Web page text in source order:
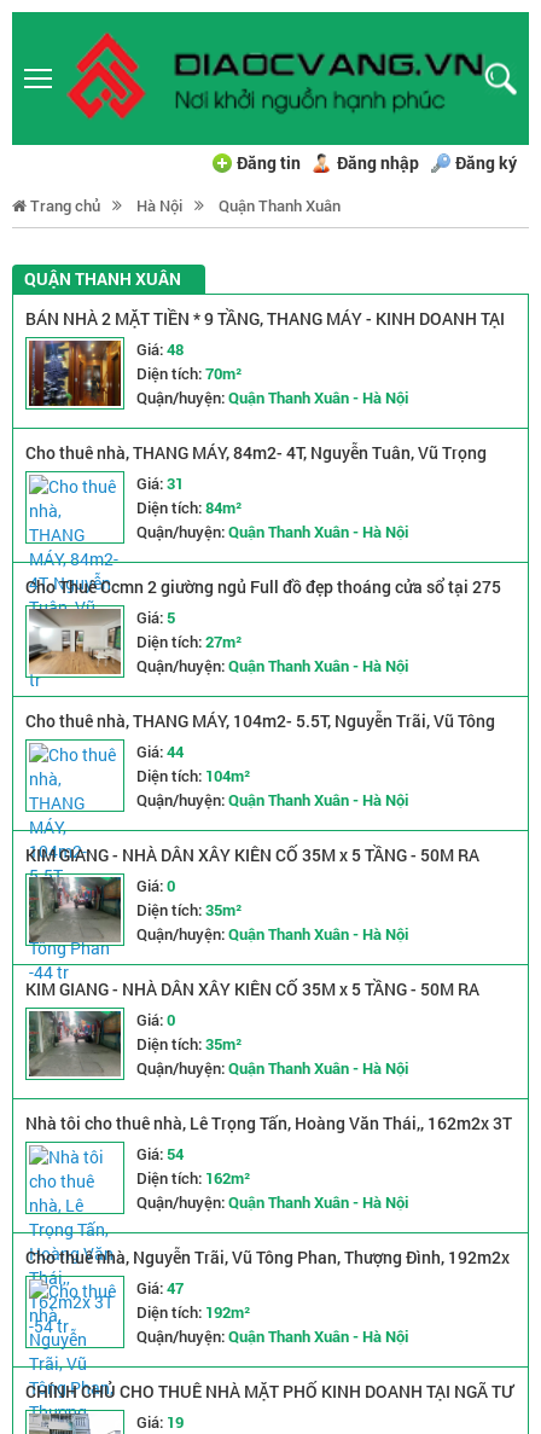
Đăng tin Đăng nhập Đăng ký
Trang chủ Hà Nội Quận Thanh Xuân
QUẬN THANH XUÂN
BÁN NHÀ 2 MẶT TIỀN * 9 TẦNG, THANG MÁY - KINH DOANH TẠI
GIÁP NHẤT - THANH XUÂN
Giá:48
Diện tích:70m²
Quận/huyện:Quận Thanh Xuân - Hà Nội
Cho thuê nhà, THANG MÁY, 84m2- 4T, Nguyễn Tuân, Vũ Trọng
Phụng -31 tr
Giá:31
Diện tích:84m²
Quận/huyện:Quận Thanh Xuân - Hà Nội
Cho Thuê Ccmn 2 giường ngủ Full đồ đẹp thoáng cửa sổ tại 275
Quan Nhân, Thanh Xuân
Giá:5
Diện tích:27m²
Quận/huyện:Quận Thanh Xuân - Hà Nội
Cho thuê nhà, THANG MÁY, 104m2- 5.5T, Nguyễn Trãi, Vũ Tông
Phan -44 tr
Giá:44
Diện tích: 104m²
Quận/huyện:Quận Thanh Xuân - Hà Nội
KIM GIANG - NHÀ DÂN XÂY KIÊN CỐ 35M x 5 TẦNG - 50M RA
ĐƯỜNG OTO TRÁNH - HÀNG XÓM KĐT ĐẠI KIM - SÁT VÁCH ĐH
THĂNG LONG - GIÁ NHỈNH 8 TỶ
Giá:0
Diện tích:35m²
Quận/huyện:Quận Thanh Xuân - Hà Nội
KIM GIANG - NHÀ DÂN XÂY KIÊN CỐ 35M x 5 TẦNG - 50M RA
ĐƯỜNG OTO TRÁNH - HÀNG XÓM KĐT ĐẠI KIM - SÁT VÁCH ĐH
THĂNG LONG - GIÁ NHỈNH 8 TỶ
Giá:0
Diện tích:35m²
Quận/huyện:Quận Thanh Xuân - Hà Nội
Nhà tôi cho thuê nhà, Lê Trọng Tấn, Hoàng Văn Thái,, 162m2x 3T
-54 tr
Giá:54
Diện tích: 162m²
Quận/huyện:Quận Thanh Xuân - Hà Nội
Cho thuê nhà, Nguyễn Trãi, Vũ Tông Phan, Thượng Đình, 192m2x
3T -47 tr
Giá:47
Diện tích: 192m²
Quận/huyện:Quận Thanh Xuân - Hà Nội
CHÍNH CHỦ CHO THUÊ NHÀ MẶT PHỐ KINH DOANH TẠI NGÃ TƯ
SỞ, THANH XUÂN, HÀ NỘI
Giá: 19